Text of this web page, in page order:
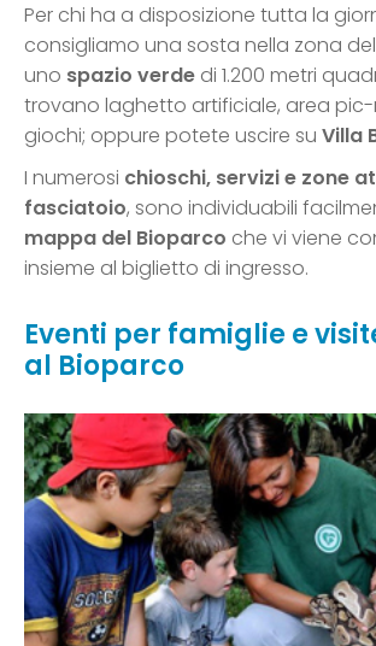
Per chi ha a disposizione tutta la
consigliamo una sosta nella zona
uno spazio verde di 1.200 metri
trovano laghetto artificiale, area pic-
giochi; oppure potete uscire su Villa
I numerosi chioschi, servizi e zone
fasciatoio, sono individuabili
mappa del Bioparco che vi viene
insieme al biglietto di ingresso.
Eventi per famiglie e
al Bioparco